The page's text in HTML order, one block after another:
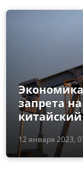
12 января 2023,
запрета